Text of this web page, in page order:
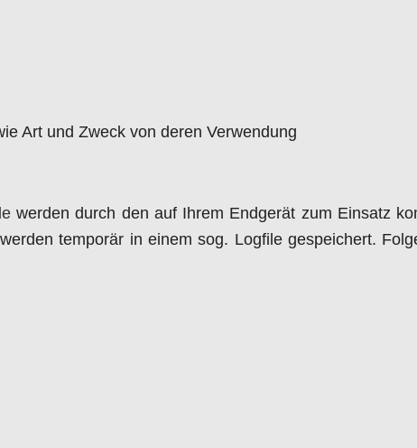
Art und Zweck von deren Verwendung
werden durch den auf Ihrem Endgerät zum Einsatz
temporär in einem sog. Logfile gespeichert.